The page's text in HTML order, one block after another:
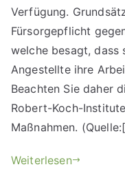
Verfügung.
Fürsorgepflicht
welche besagt, dass
Angestellte ihre
Beachten Sie daher
Robert-Koch-
Maßnahmen.
Weiterlesen